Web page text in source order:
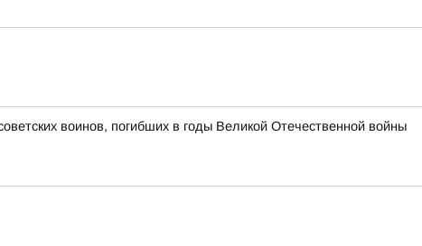
воинов, погибших в годы Великой Отечественной войны